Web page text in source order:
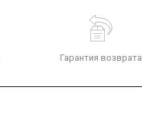
Гарантия возврата